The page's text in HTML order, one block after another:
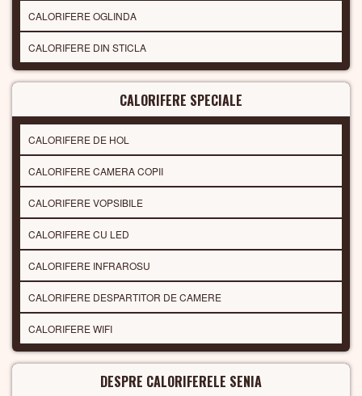
CALORIFERE OGLINDA
CALORIFERE DIN STICLA
CALORIFERE SPECIALE
CALORIFERE DE HOL
CALORIFERE CAMERA COPII
CALORIFERE VOPSIBILE
CALORIFERE CU LED
CALORIFERE INFRAROSU
CALORIFERE DESPARTITOR DE CAMERE
CALORIFERE WIFI
DESPRE CALORIFERELE SENIA